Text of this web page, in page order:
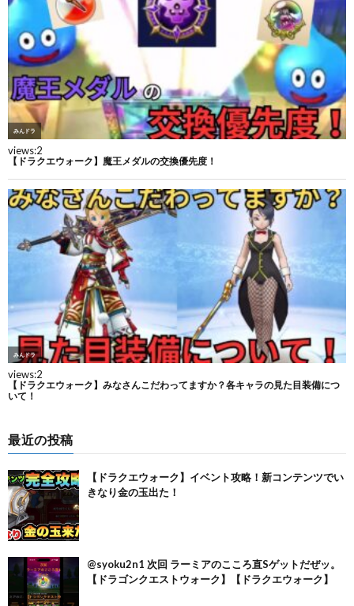
最近の投稿
【ドラクエウォーク】イベント攻略！新コンテンツでい
きなり金の玉出た！
@syoku2n1 次回 ラーミアのこころ直Sゲットだぜッ。
【ドラゴンクエストウォーク】【ドラクエウォーク】